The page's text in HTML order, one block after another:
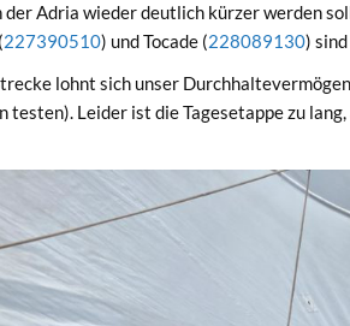
der Adria wieder deutlich kürzer werden
227390510) und Tocade (228089130)
lohnt sich unser
testen). Leider ist die Tagesetappe zu